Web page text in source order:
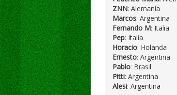
ZNN: Alemania
Marcos: Argentina
Fernando M: Italia
Pep: Italia
Horacio: Holanda
Ernesto: Argentina
Pablo: Brasil
Pitti: Argentina
Alesi: Argentina